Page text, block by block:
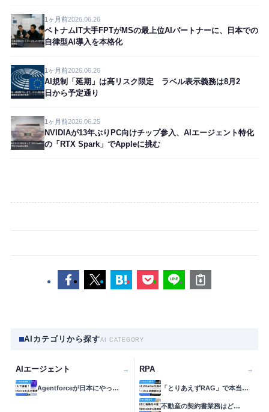
1ヶ月前2026.06.26
ベトナムIT大手FPTがMSの最上位AIパートナーに、日本での
自律型AI導入を本格化
1ヶ月前2026.06.26
AI規制「延期」は高リスク限定 ラベル表示義務は8月2
日から予定通り
1ヶ月前2026.06.25
NVIDIAが13年ぶりPC向けチップ参入、AIエージェント特化
の「RTX Spark」でAppleに挑む
AIカテゴリから探すAI CATEGORY
AIエージェント →
Agentforceが日本にやっ…
RPA →
「とりあえずRAG」で本当…
不動産の契約書業務はど…